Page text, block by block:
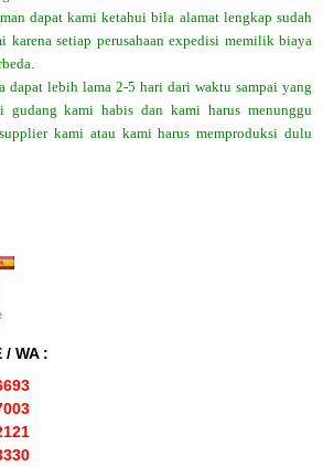
dapat kami ketahui bila alamat lengkap sudah
karena setiap perusahaan expedisi memilik biaya
dapat lebih lama 2-5 hari dari waktu sampai yang
gudang kami habis dan kami harus menunggu
kami atau kami harus memproduksi dulu
/ WA :